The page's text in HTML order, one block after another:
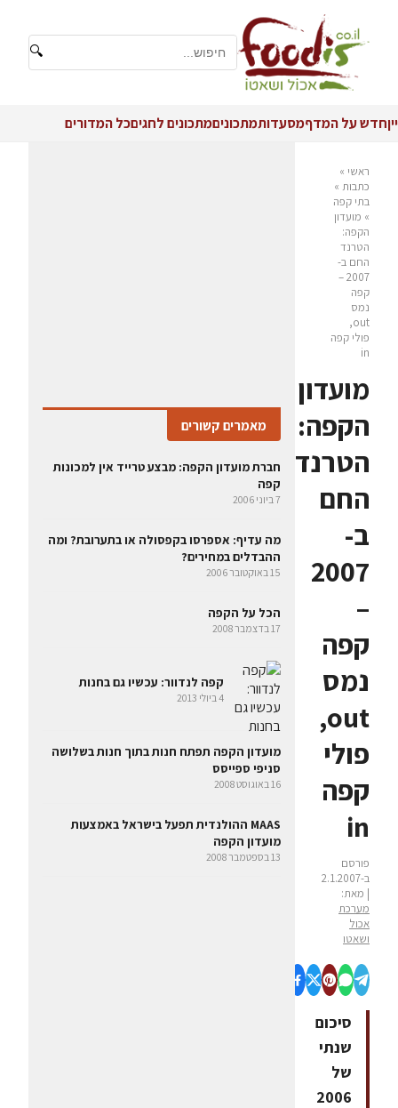
🔍
ייןחדש על המדףמסעדותמתכוניםמתכונים לחגיםכל המדורים
ראשי »
כתבות »
בתי קפה
» מועדון
הקפה:
הטרנד
החם ב-
2007 –
קפה
נמס
out,
פולי קפה
in
מועדון
הקפה:
הטרנד
החם
ב-
2007
–
קפה
נמס
out,
פולי
קפה
in
פורסם
ב-2.1.2007
| מאת:
מערכת
אכול
ושאטו
סיכום
שנתי
של
2006
מאמרים קשורים
חברת מועדון הקפה: מבצע טרייד אין למכונות
קפה
7 ביוני 2006
מה עדיף: אספרסו בקפסולה או בתערובת? ומה
ההבדלים במחירים?
15 באוקטובר 2006
הכל על הקפה
17 בדצמבר 2008
קפה לנדוור: עכשיו גם בחנות
4 ביולי 2013
מועדון הקפה תפתח חנות בתוך חנות בשלושה
סניפי ספייסס
16 באוגוסט 2008
MAAS ההולנדית תפעל בישראל באמצעות
מועדון הקפה
13 בספטמבר 2008